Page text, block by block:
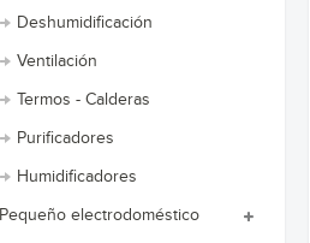
Deshumidificación
Ventilación
Termos - Calderas
Purificadores
Humidificadores
Pequeño electrodoméstico